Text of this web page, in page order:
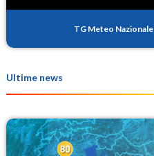
TG Meteo Nazionale
Ultime news